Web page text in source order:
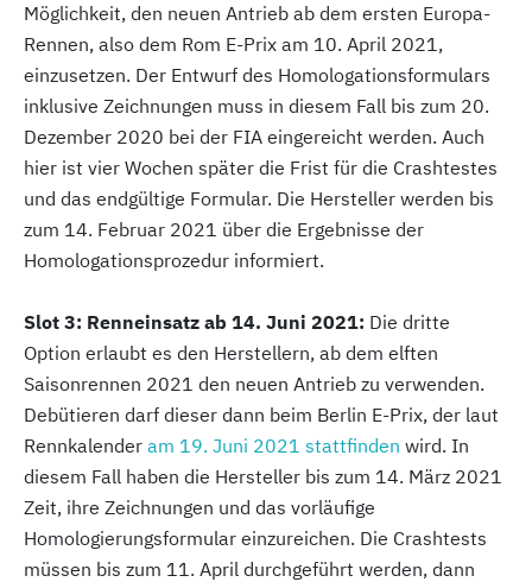
Möglichkeit, den neuen Antrieb ab dem ersten Europa-
Rennen, also dem Rom E-Prix am 10. April 2021,
einzusetzen. Der Entwurf des Homologationsformulars
inklusive Zeichnungen muss in diesem Fall bis zum 20.
Dezember 2020 bei der FIA eingereicht werden. Auch
hier ist vier Wochen später die Frist für die Crashtestes
und das endgültige Formular. Die Hersteller werden bis
zum 14. Februar 2021 über die Ergebnisse der
Homologationsprozedur informiert.
Slot 3: Renneinsatz ab 14. Juni 2021: Die dritte
Option erlaubt es den Herstellern, ab dem elften
Saisonrennen 2021 den neuen Antrieb zu verwenden.
Debütieren darf dieser dann beim Berlin E-Prix, der laut
Rennkalender am 19. Juni 2021 stattfinden wird. In
diesem Fall haben die Hersteller bis zum 14. März 2021
Zeit, ihre Zeichnungen und das vorläufige
Homologierungsformular einzureichen. Die Crashtests
müssen bis zum 11. April durchgeführt werden, dann